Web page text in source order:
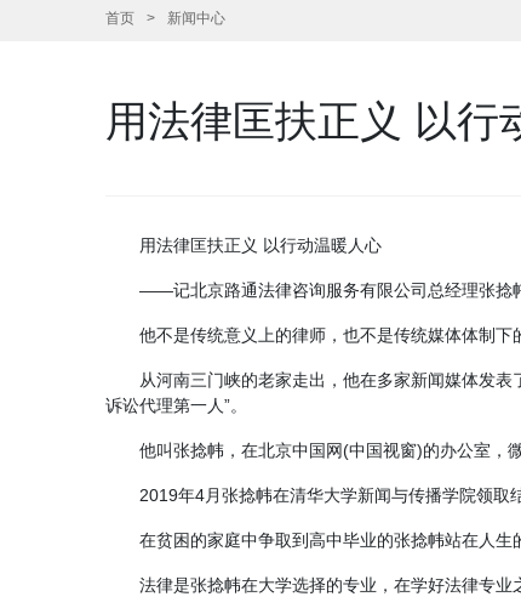
首页 新闻中心
用法律匡扶正义 以行
用法律匡扶正义 以行动温暖人心
——记北京路通法律咨询服务有限公司总经理张捻
他不是传统意义上的律师，也不是传统媒体体制
从河南三门峡的老家走出，他在多家新闻媒体发
诉讼代理第一人”。
他叫张捻帏，在北京中国网(中国视窗)的办公室，
2019年4月张捻帏在清华大学新闻与传播学院领取
在贫困的家庭中争取到高中毕业的张捻帏站在人
法律是张捻帏在大学选择的专业，在学好法律专业